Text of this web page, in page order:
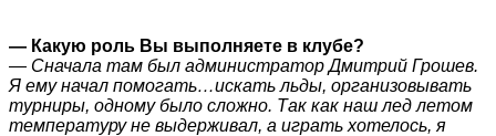
— Какую роль Вы выполняете в клубе?
— Сначала там был администратор Дмитрий Грошев.
Я ему начал помогать…искать льды, организовывать
турниры, одному было сложно. Так как наш лед летом
температуру не выдерживал, а играть хотелось, я